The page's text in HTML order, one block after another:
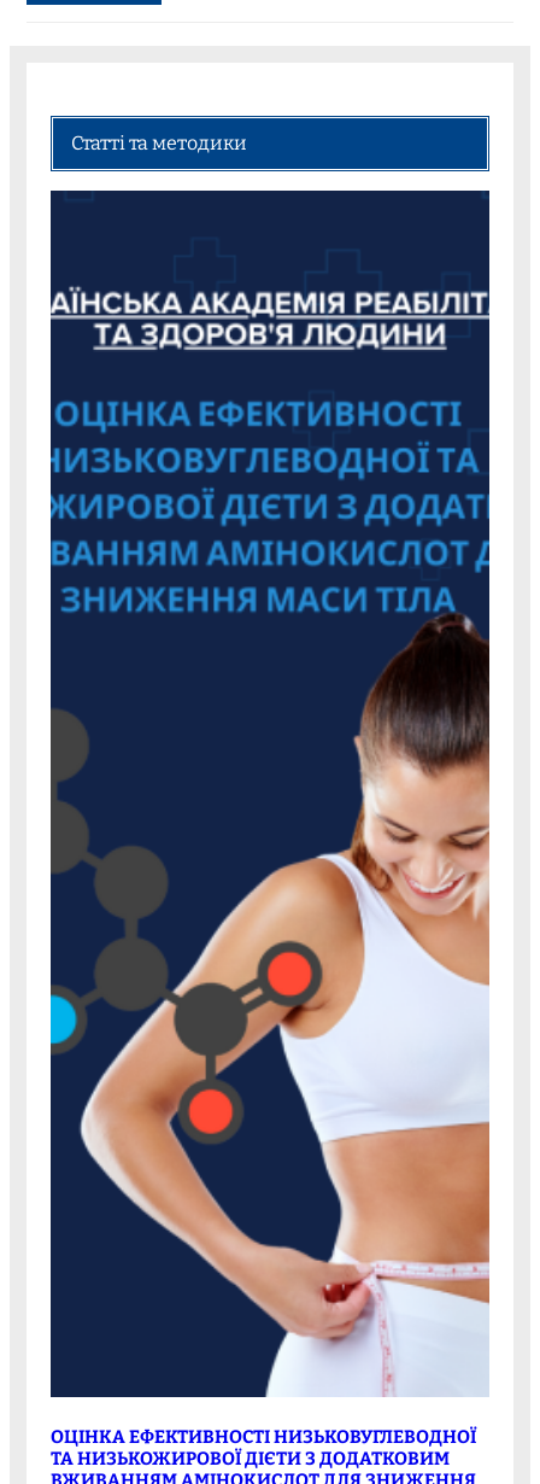
Статті та методики
ОЦІНКА ЕФЕКТИВНОСТІ НИЗЬКОВУГЛЕВОДНОЇ
ТА НИЗЬКОЖИРОВОЇ ДІЄТИ З ДОДАТКОВИМ